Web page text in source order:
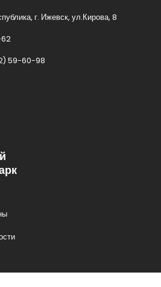
г. Ижевск, ул.Кирова, 8
59-60-98